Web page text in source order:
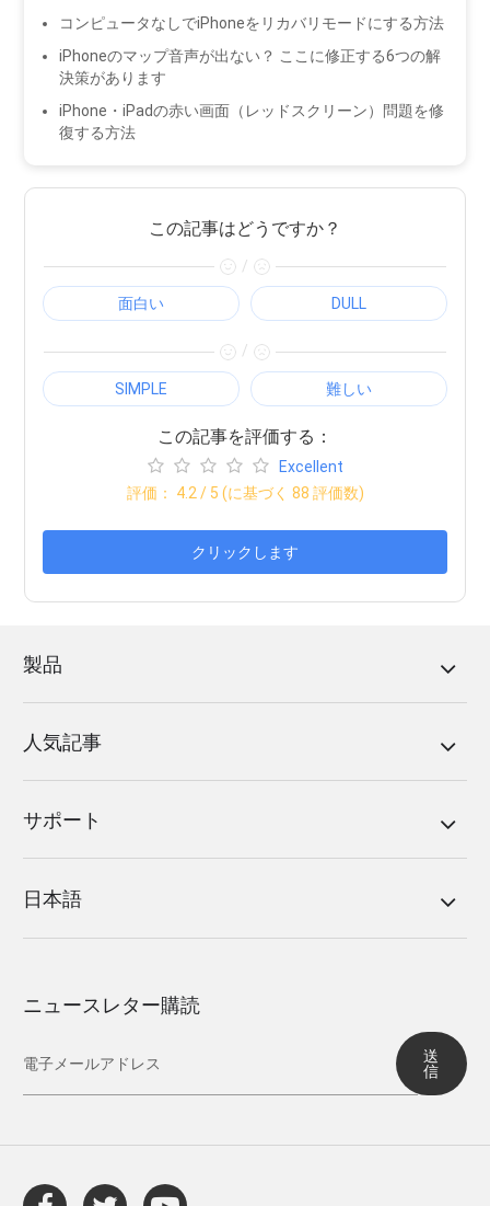
コンピュータなしでiPhoneをリカバリモードにする方法
iPhoneのマップ音声が出ない？ ここに修正する6つの解
決策があります
iPhone・iPadの赤い画面（レッドスクリーン）問題を修
復する方法
この記事はどうですか？
/
面白い DULL
/
SIMPLE 難しい
この記事を評価する：
Excellent
評価： 4.2 / 5 (に基づく 88 評価数)
クリックします
製品
人気記事
サポート
日本語
ニュースレター購読
送
信